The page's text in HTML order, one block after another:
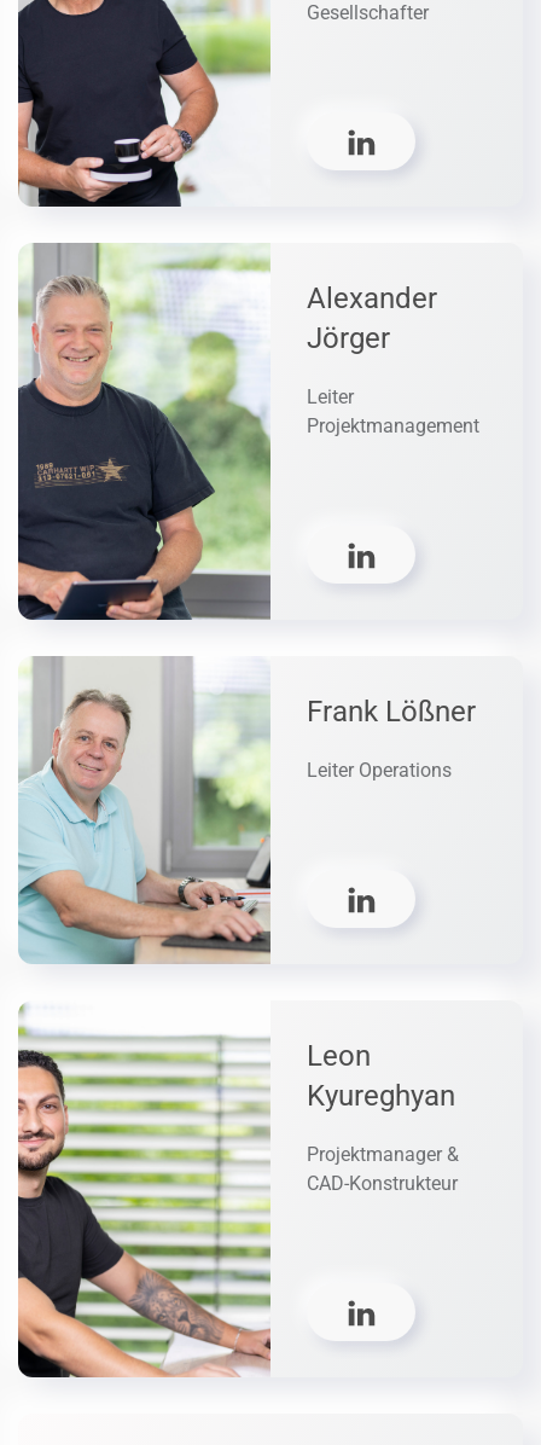
Gesellschafter
Alexander
Jörger
Leiter
Projektmanagement
Frank Lößner
Leiter Operations
Leon
Kyureghyan
Projektmanager &
CAD-Konstrukteur